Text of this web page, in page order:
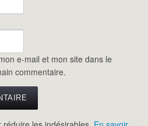
e-mail et mon site dans le
commentaire.